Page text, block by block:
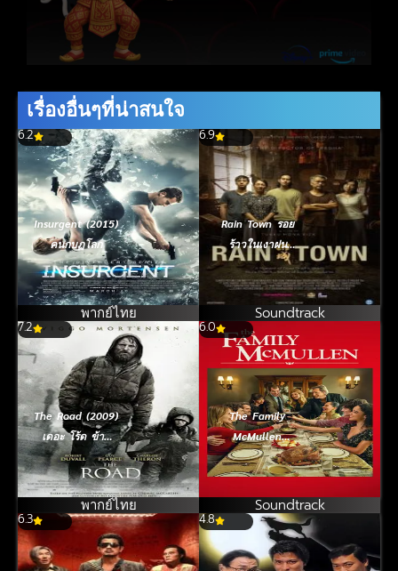
เรื่องอื่นๆที่น่าสนใจ
6.2
Insurgent (2015)
คนกบฏโลก
พากย์ไทย
6.9
Rain Town รอย
ร้าวในเงาฝน
(2023)
Soundtrack
7.2
The Road (2009)
เดอะ โร้ด ข้าม
แดนฝ่าอำมหิต
พากย์ไทย
6.0
The Family
McMullen
(2025) ครอบครัว
แม็คมัลเลน: สาน
ใยรัก ที่พักใจ
Soundtrack
6.3 4.8